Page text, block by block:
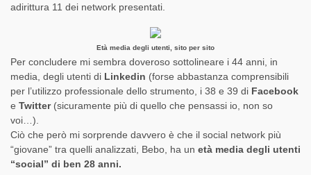
adirittura 11 dei network presentati.
Età media degli utenti, sito per sito
Per concludere mi sembra doveroso sottolineare i 44 anni, in
media, degli utenti di Linkedin (forse abbastanza comprensibili
per l’utilizzo professionale dello strumento, i 38 e 39 di Facebook
e Twitter (sicuramente più di quello che pensassi io, non so
voi…).
Ciò che però mi sorprende davvero è che il social network più
“giovane” tra quelli analizzati, Bebo, ha un età media degli utenti
“social” di ben 28 anni.